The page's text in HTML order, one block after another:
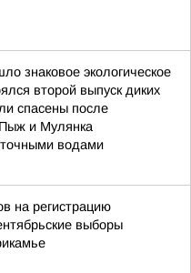
знаковое экологическое
второй выпуск диких
спасены после
Пыж и Мулянка
водами
на регистрацию
выборы